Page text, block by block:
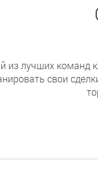
из лучших команд
свои